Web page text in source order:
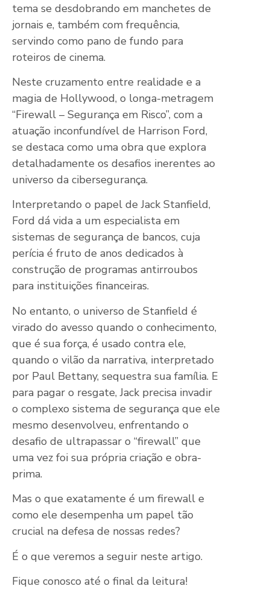
tema se desdobrando em manchetes de
jornais e, também com frequência,
servindo como pano de fundo para
roteiros de cinema.
Neste cruzamento entre realidade e a
magia de Hollywood, o longa-metragem
“Firewall – Segurança em Risco”, com a
atuação inconfundível de Harrison Ford,
se destaca como uma obra que explora
detalhadamente os desafios inerentes ao
universo da cibersegurança.
Interpretando o papel de Jack Stanfield,
Ford dá vida a um especialista em
sistemas de segurança de bancos, cuja
perícia é fruto de anos dedicados à
construção de programas antirroubos
para instituições financeiras.
No entanto, o universo de Stanfield é
virado do avesso quando o conhecimento,
que é sua força, é usado contra ele,
quando o vilão da narrativa, interpretado
por Paul Bettany, sequestra sua família. E
para pagar o resgate, Jack precisa invadir
o complexo sistema de segurança que ele
mesmo desenvolveu, enfrentando o
desafio de ultrapassar o “firewall” que
uma vez foi sua própria criação e obra-
prima.
Mas o que exatamente é um firewall e
como ele desempenha um papel tão
crucial na defesa de nossas redes?
É o que veremos a seguir neste artigo.
Fique conosco até o final da leitura!